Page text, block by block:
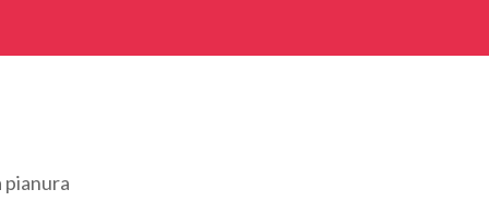
pianura